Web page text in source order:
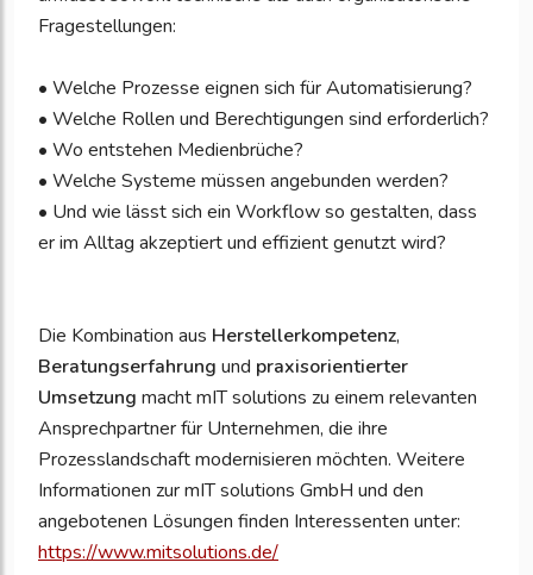
Fragestellungen:
• Welche Prozesse eignen sich für Automatisierung?
• Welche Rollen und Berechtigungen sind erforderlich?
• Wo entstehen Medienbrüche?
• Welche Systeme müssen angebunden werden?
• Und wie lässt sich ein Workflow so gestalten, dass
er im Alltag akzeptiert und effizient genutzt wird?
Die Kombination aus Herstellerkompetenz,
Beratungserfahrung und praxisorientierter
Umsetzung macht mIT solutions zu einem relevanten
Ansprechpartner für Unternehmen, die ihre
Prozesslandschaft modernisieren möchten. Weitere
Informationen zur mIT solutions GmbH und den
angebotenen Lösungen finden Interessenten unter:
https://www.mitsolutions.de/